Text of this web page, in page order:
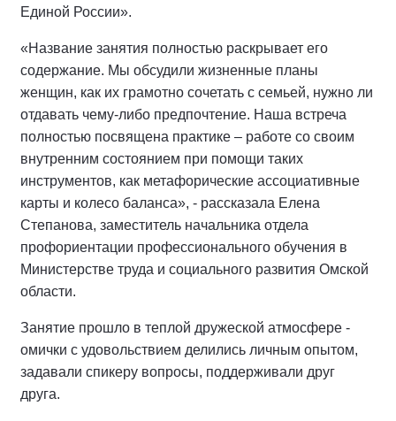
Единой России».
«Название занятия полностью раскрывает его
содержание. Мы обсудили жизненные планы
женщин, как их грамотно сочетать с семьей, нужно ли
отдавать чему-либо предпочтение. Наша встреча
полностью посвящена практике – работе со своим
внутренним состоянием при помощи таких
инструментов, как метафорические ассоциативные
карты и колесо баланса», - рассказала Елена
Степанова, заместитель начальника отдела
профориентации профессионального обучения в
Министерстве труда и социального развития Омской
области.
Занятие прошло в теплой дружеской атмосфере -
омички с удовольствием делились личным опытом,
задавали спикеру вопросы, поддерживали друг
друга.